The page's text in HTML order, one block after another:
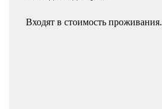
Входят в стоимость проживания.